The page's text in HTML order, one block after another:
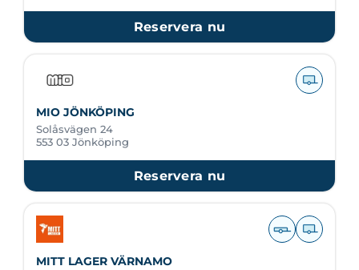
Reservera nu
MIO JÖNKÖPING
Solåsvägen 24
553 03 Jönköping
Reservera nu
MITT LAGER VÄRNAMO